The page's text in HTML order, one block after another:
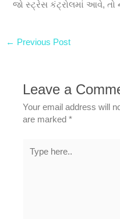
જો સ્ટ્રેસ કંટ્રોલમાં આવે,
← Previous Post
Leave a
Your email address will
are marked*
here..